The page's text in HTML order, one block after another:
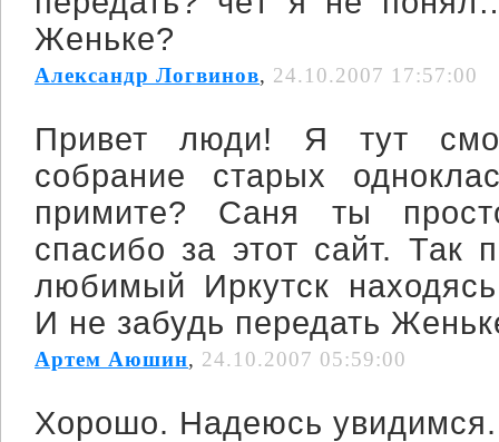
Женьке?
Александр Логвинов, 24.10.2007 17:57:00
Привет люди! Я тут
собрание старых
примите? Саня ты
спасибо за этот сайт. Так
любимый Иркутск
И не забудь передать
Артем Аюшин, 24.10.2007 05:59:00
Хорошо. Надеюсь